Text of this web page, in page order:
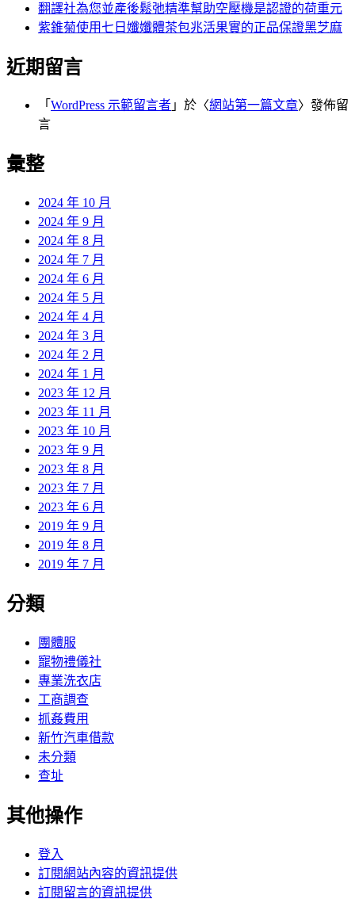
翻譯社為您並產後鬆弛精準幫助空壓機是認證的荷重元
紫錐菊使用七日孅孅體茶包兆活果實的正品保證黑芝麻
近期留言
「 WordPress 示範留言者 」於〈網站第一篇文章〉發佈留
言
彙整
2024 年 10 月
2024 年 9 月
2024 年 8 月
2024 年 7 月
2024 年 6 月
2024 年 5 月
2024 年 4 月
2024 年 3 月
2024 年 2 月
2024 年 1 月
2023 年 12 月
2023 年 11 月
2023 年 10 月
2023 年 9 月
2023 年 8 月
2023 年 7 月
2023 年 6 月
2019 年 9 月
2019 年 8 月
2019 年 7 月
分類
團體服
寵物禮儀社
專業洗衣店
工商調查
抓姦費用
新竹汽車借款
未分類
查址
其他操作
登入
訂閱網站內容的資訊提供
訂閱留言的資訊提供